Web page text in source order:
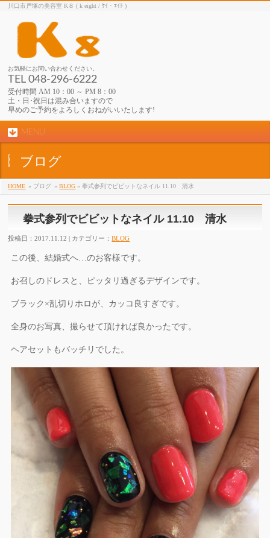
川口市戸塚の美容室 K８ ( k eight / ｹｲ・ｴｲﾄ )
お気軽にお問い合わせください。
TEL 048-296-6222
受付時間 AM 10：00 ～ PM 8：00
土・日･祝日は混み合いますので
早めのご予約をよろしくおねがいいたします!
MENU
ブログ
HOME » ブログ »BLOG » 拳式参列でビビットなネイル 11.10 清水
拳式参列でビビットなネイル 11.10 清水
投稿日：2017.11.12 | カテゴリー：BLOG
この後、結婚式へ…のお客様です。
お召しのドレスと、ピッタリ過ぎるデザインです。
ブラック×乱切りホロが、カッコ良すぎです。
全身のお写真、撮らせて頂ければ良かったです。
ヘアセットもバッチリでした。